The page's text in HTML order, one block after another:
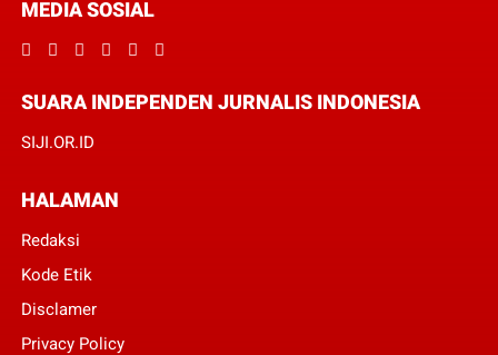
MEDIA SOSIAL
SUARA INDEPENDEN JURNALIS INDONESIA
SIJI.OR.ID
HALAMAN
Redaksi
Kode Etik
Disclamer
Privacy Policy